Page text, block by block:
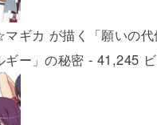
ギカ が描く「願いの代
ギー」の秘密 - 41,245